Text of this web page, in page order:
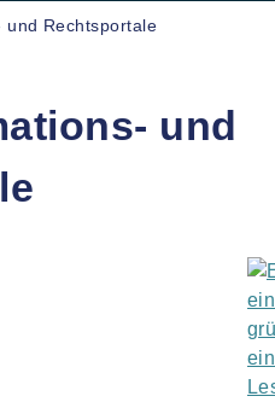
und Rechtsportale
und